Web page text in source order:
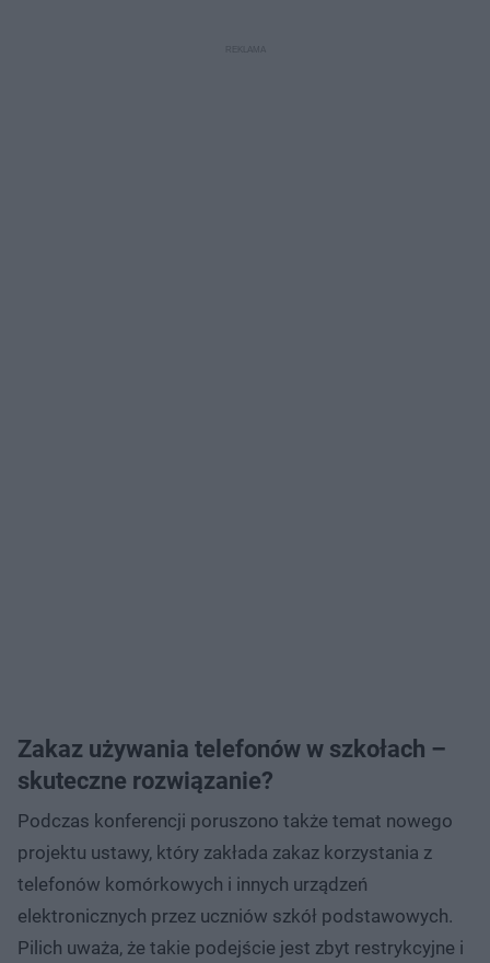
Zakaz używania telefonów w szkołach –
skuteczne rozwiązanie?
Podczas konferencji poruszono także temat nowego
projektu ustawy, który zakłada zakaz korzystania z
telefonów komórkowych i innych urządzeń
elektronicznych przez uczniów szkół podstawowych.
Pilich uważa, że takie podejście jest zbyt restrykcyjne i